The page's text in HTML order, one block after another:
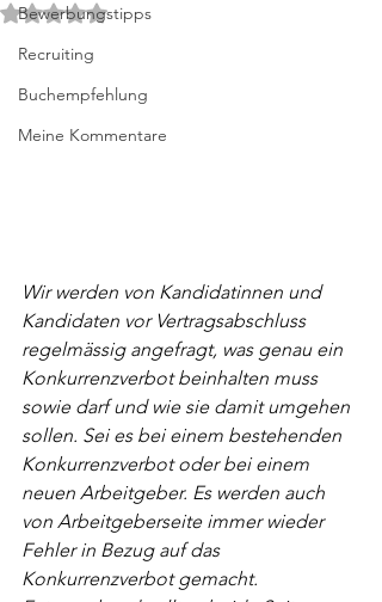
Bewerbungstipps
Recruiting
Buchempfehlung
Meine Kommentare
Mit NaN von 5 Sternen bewertet.
Wir werden von Kandidatinnen und
Kandidaten vor Vertragsabschluss
regelmässig angefragt, was genau ein
Konkurrenzverbot beinhalten muss
sowie darf und wie sie damit umgehen
sollen. Sei es bei einem bestehenden
Konkurrenzverbot oder bei einem
neuen Arbeitgeber. Es werden auch
von Arbeitgeberseite immer wieder
Fehler in Bezug auf das
Konkurrenzverbot gemacht.